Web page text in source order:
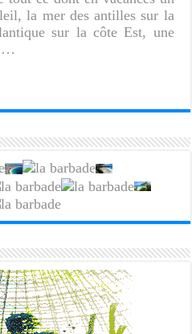
la mer des antilles sur la
sur la côte Est, une
…